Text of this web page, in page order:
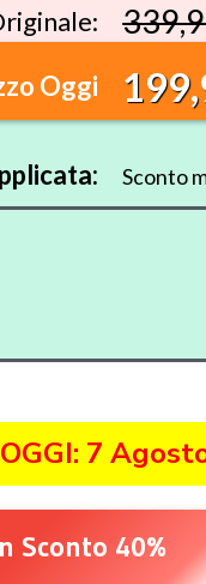
Oggi
Sconto
7
Sconto 40%